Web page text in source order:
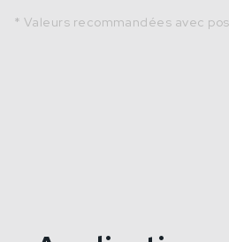
* Valeurs recommandées avec